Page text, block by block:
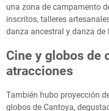
una zona de campamento
inscritos, talleres
danza ancestral y danza de
Cine y globos de
atracciones
También hubo proyección
globos de Cantoya,